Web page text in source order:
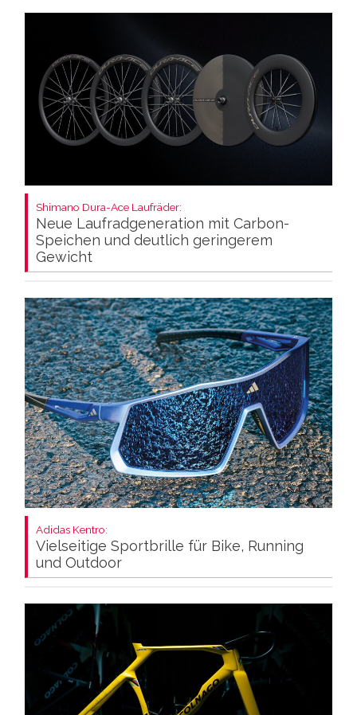
Shimano Dura-Ace Laufräder:
Neue Laufradgeneration mit Carbon-
Speichen und deutlich geringerem
Gewicht
Adidas Kentro:
Vielseitige Sportbrille für Bike, Running
und Outdoor